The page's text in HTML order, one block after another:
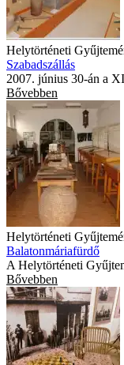
Helytörténeti
Szabadszállás
2007. június 30-án a
Bővebben
Helytörténeti
Balatonmáriafürdő
A Helytörténeti
Bővebben